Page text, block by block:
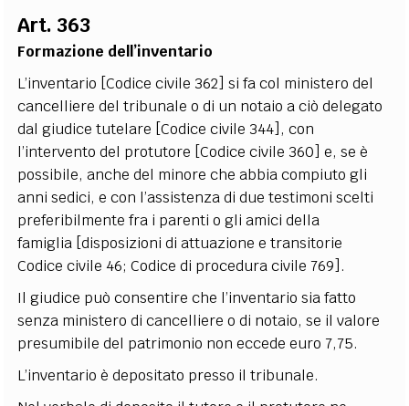
Art. 363
Formazione dell’inventario
L’inventario [Codice civile 362] si fa col ministero del
cancelliere del tribunale o di un notaio a ciò delegato
dal giudice tutelare [Codice civile 344], con
l’intervento del protutore [Codice civile 360] e, se è
possibile, anche del minore che abbia compiuto gli
anni sedici, e con l’assistenza di due testimoni scelti
preferibilmente fra i parenti o gli amici della
famiglia [disposizioni di attuazione e transitorie
Codice civile 46; Codice di procedura civile 769].
Il giudice può consentire che l’inventario sia fatto
senza ministero di cancelliere o di notaio, se il valore
presumibile del patrimonio non eccede euro 7,75.
L’inventario è depositato presso il tribunale.